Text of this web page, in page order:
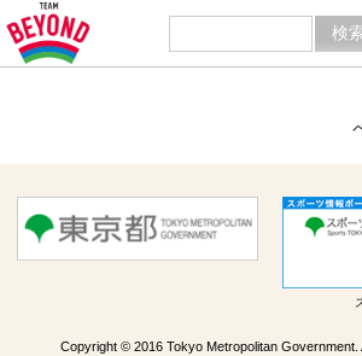
Copyright © 2016 Tokyo Metropolitan Government.